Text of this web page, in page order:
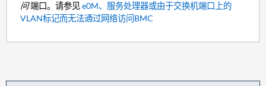
问端口。请参见e0M、服务处理器或由于交换机端口上的
VLAN标记而无法通过网络访问BMC